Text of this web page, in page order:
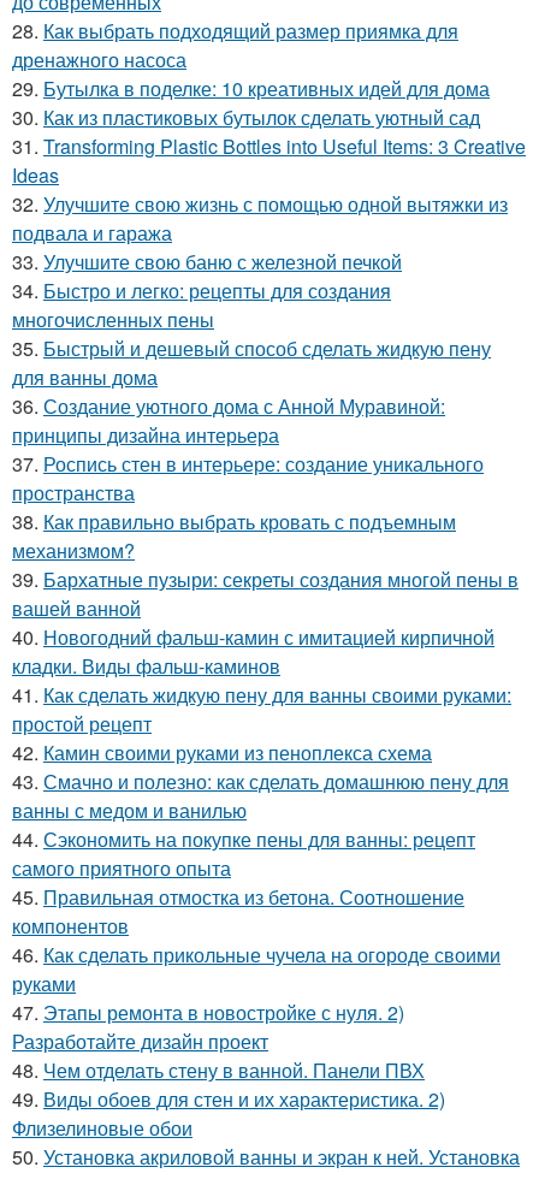
28. Как выбрать подходящий размер приямка для
дренажного насоса
29. Бутылка в поделке: 10 креативных идей для дома
30. Как из пластиковых бутылок сделать уютный сад
31. Transforming Plastic Bottles into Useful Items: 3 Creative
Ideas
32. Улучшите свою жизнь с помощью одной вытяжки из
подвала и гаража
33. Улучшите свою баню с железной печкой
34. Быстро и легко: рецепты для создания
многочисленных пены
35. Быстрый и дешевый способ сделать жидкую пену
для ванны дома
36. Создание уютного дома с Анной Муравиной:
принципы дизайна интерьера
37. Роспись стен в интерьере: создание уникального
пространства
38. Как правильно выбрать кровать с подъемным
механизмом?
39. Бархатные пузыри: секреты создания многой пены в
вашей ванной
40. Новогодний фальш-камин с имитацией кирпичной
кладки. Виды фальш-каминов
41. Как сделать жидкую пену для ванны своими руками:
простой рецепт
42. Камин своими руками из пеноплекса схема
43. Смачно и полезно: как сделать домашнюю пену для
ванны с медом и ванилью
44. Сэкономить на покупке пены для ванны: рецепт
самого приятного опыта
45. Правильная отмостка из бетона. Соотношение
компонентов
46. Как сделать прикольные чучела на огороде своими
руками
47. Этапы ремонта в новостройке с нуля. 2)
Разработайте дизайн проект
48. Чем отделать стену в ванной. Панели ПВХ
49. Виды обоев для стен и их характеристика. 2)
Флизелиновые обои
50. Установка акриловой ванны и экран к ней. Установка